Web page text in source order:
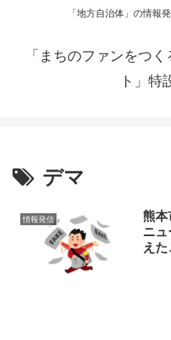
「地方自治体」の情報
「まちのファンをつ
ト」特
デマ
情報発信
熊本
ニ
えた